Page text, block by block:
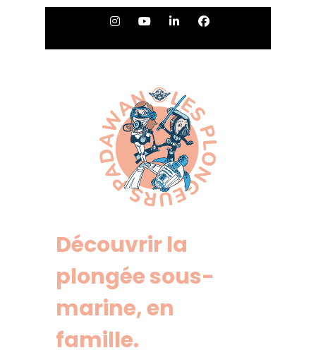
Découvrir la
plongée sous-
marine, en
famille.